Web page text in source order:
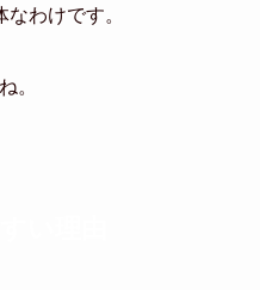
わけです。
。